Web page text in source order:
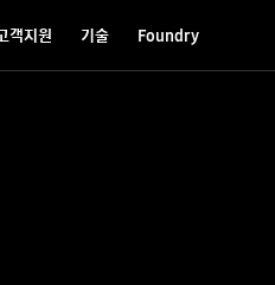
객지원 기술 Foundry